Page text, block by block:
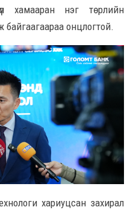
хамааран нэг төрлийн
байгаагаараа онцлогтой.
хариуцсан захирал